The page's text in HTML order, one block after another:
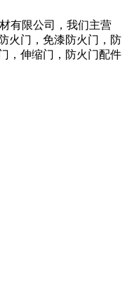
有限公司，我们主营
火门，免漆防火门，防
，伸缩门，防火门配件